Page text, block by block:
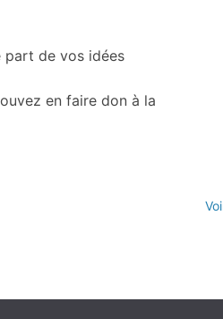
part de vos idées
en faire don à la